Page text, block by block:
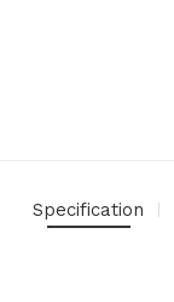
Specification